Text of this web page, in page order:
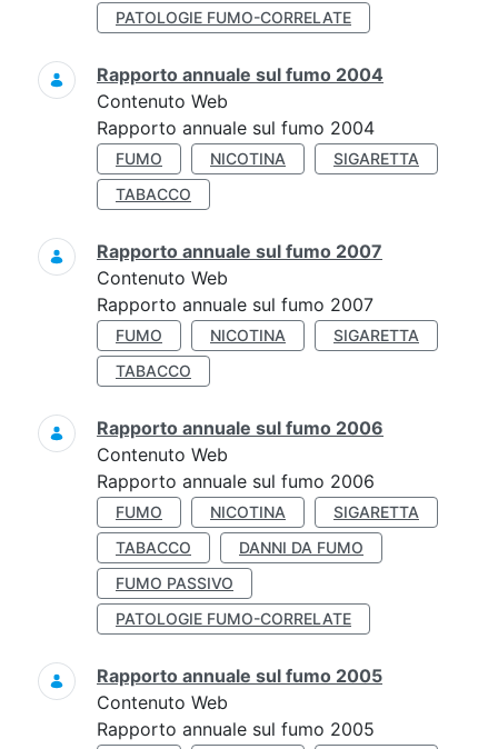
PATOLOGIE FUMO-CORRELATE
Rapporto annuale sul fumo 2004
Contenuto Web
Rapporto annuale sul fumo 2004
FUMO NICOTINA
SIGARETTA
TABACCO
Rapporto annuale sul fumo 2007
Contenuto Web
Rapporto annuale sul fumo 2007
FUMO NICOTINA
SIGARETTA
TABACCO
Rapporto annuale sul fumo 2006
Contenuto Web
Rapporto annuale sul fumo 2006
FUMO NICOTINA
SIGARETTA
TABACCO
DANNI DA FUMO
FUMO PASSIVO
PATOLOGIE FUMO-CORRELATE
Rapporto annuale sul fumo 2005
Contenuto Web
Rapporto annuale sul fumo 2005